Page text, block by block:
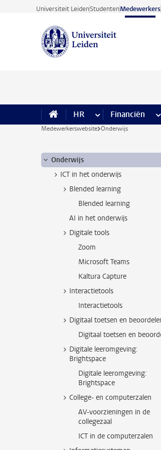
Ga direct naar de inhoud
Universiteit LeidenStudentenMedewerkers
HR meer HR pagina’s
Financiën
Medewerkerswebsite Onderwijs
Onderwijs
ICT in het onderwijs
Blended learning
Blended learning
AI in het onderwijs
Digitale tools
Zoom
Microsoft Teams
Kaltura Capture
Interactietools
Interactietools
Digitaal toetsen en
Digitaal toetsen en
Digitale leeromgeving:
Brightspace
Digitale leeromgeving:
Brightspace
College- en computerzalen
AV-voorzieningen in de
collegezaal
ICT in de computerzalen